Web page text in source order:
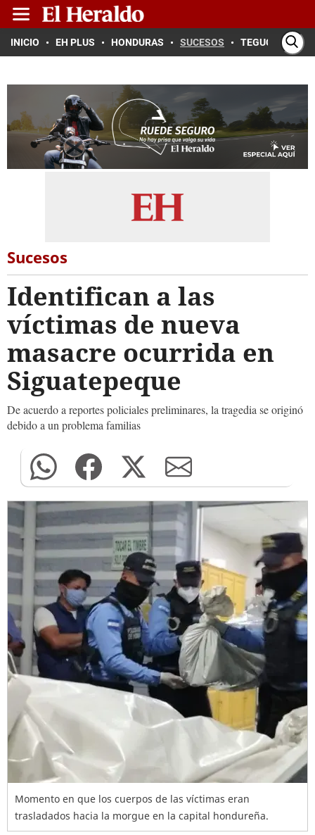
INICIO EH PLUS HONDURAS SUCESOS TEGUCIGALPA
Sucesos
Identifican a las
víctimas de nueva
masacre ocurrida en
Siguatepeque
De acuerdo a reportes policiales preliminares, la tragedia se originó
debido a un problema familias
Momento en que los cuerpos de las víctimas eran
trasladados hacia la morgue en la capital hondureña.